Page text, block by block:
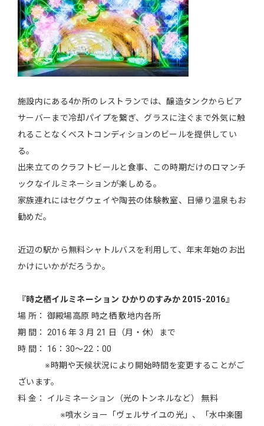
施設内にある4か所のレストランでは、醸造タンクからビア
サーバーまで冷却パイプを繋ぎ、グラスに注ぐまで外気に触
れることなくベストコンディションのビールを提供してい
る。
出来立てのクラフトビールと食事、この時期だけのロマンチ
ックなイルミネーションが楽しめる。
家族連れにはセグウェイや陶芸の体験教室、日帰り温泉もお
勧めだ。
近辺の駅から無料シャトルバスを利用して、年末年始のお出
かけにいかがだろうか。
『時之栖イルミネーション ひかりのすみか 2015-2016』
場 所： 御殿場高原 時之栖 敷地内各所
期 間： 2016 年 3 月 21 日（月・休）まで
時 間： 16：30～22：00
※時期や天候状況により開始時間を変更することがご
ざいます。
料 金： イルミネーション（光のトンネルなど） 無料
※噴水ショー「ヴェルサイユの光」、「水中楽園